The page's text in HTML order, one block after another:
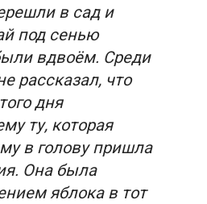
в сад и
под сенью
вдвоём. Среди
рассказал, что
дня
ту, которая
в голову пришла
Она была
яблока в тот